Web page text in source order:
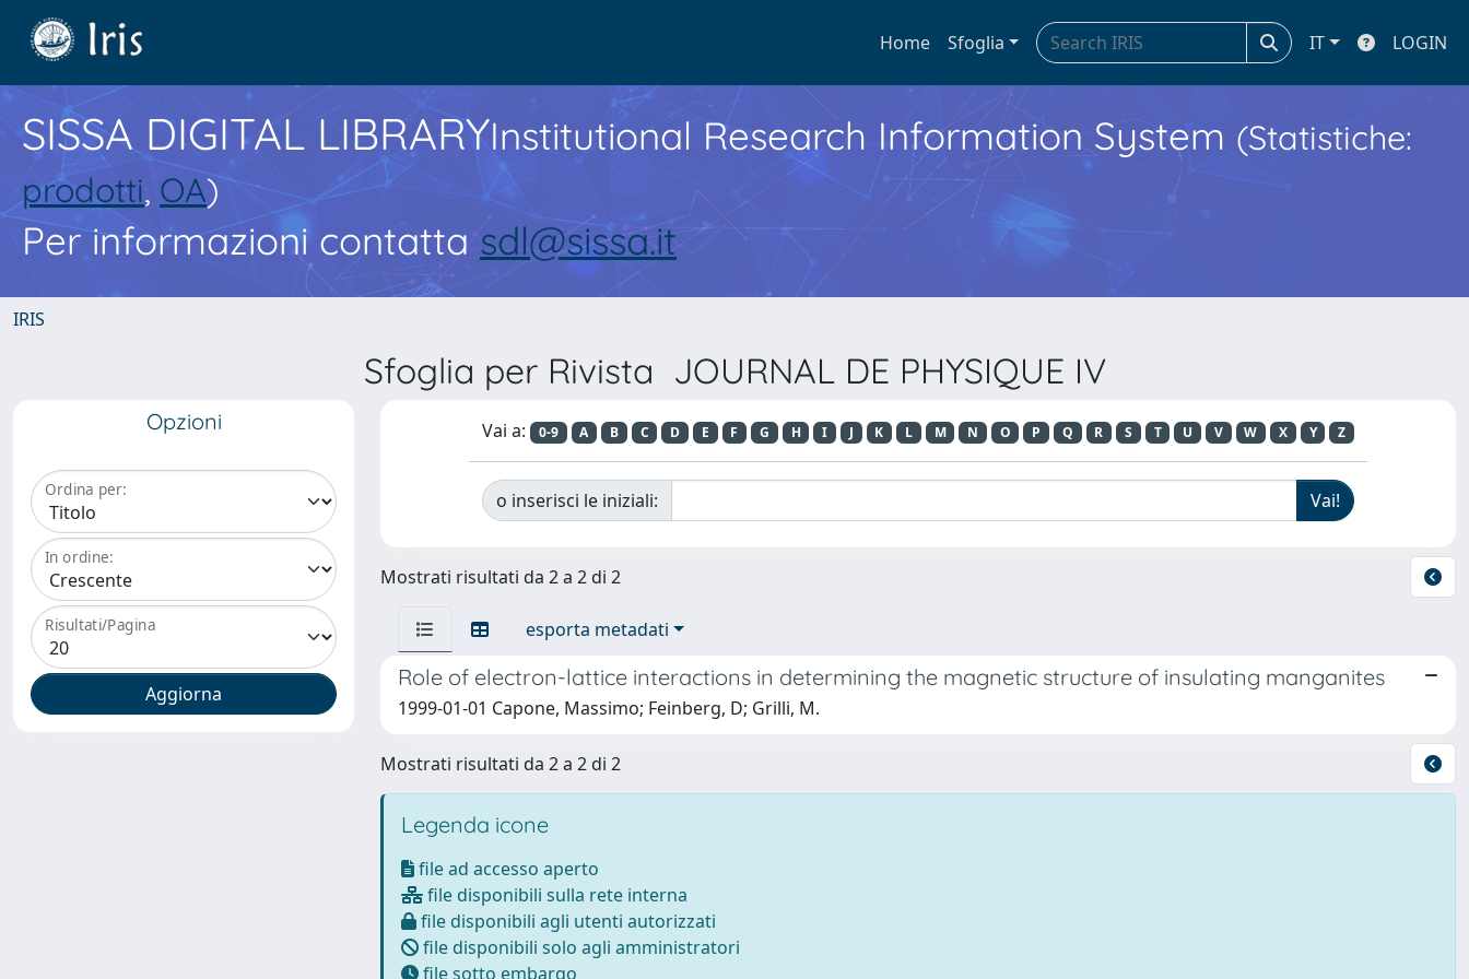
Home Sfoglia IT LOGIN
SISSA DIGITAL LIBRARYInstitutional Research Information System (Statistiche:
prodotti, OA)
Per informazioni contatta sdl@sissa.it
IRIS
Sfoglia per Rivista JOURNAL DE PHYSIQUE IV
Opzioni
Ordina per:
In ordine:
Risultati/Pagina
Vai a: 0-9 A B C D E F G H I J K L M N O P Q R S T U V W X Y Z
o inserisci le iniziali:
Mostrati risultati da 2 a 2 di 2
esporta metadati
Role of electron-lattice interactions in determining the magnetic structure of insulating manganites
1999-01-01 Capone, Massimo; Feinberg, D; Grilli, M.
Mostrati risultati da 2 a 2 di 2
Legenda icone
file ad accesso aperto
file disponibili sulla rete interna
file disponibili agli utenti autorizzati
file disponibili solo agli amministratori
file sotto embargo